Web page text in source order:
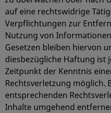
auf eine rechtswidrige
Verpflichtungen zur
Nutzung von
Gesetzen bleiben hiervon
diesbezügliche Haftung ist
Zeitpunkt der Kenntnis
Rechtsverletzung möglich.
entsprechenden
Inhalte umgehend